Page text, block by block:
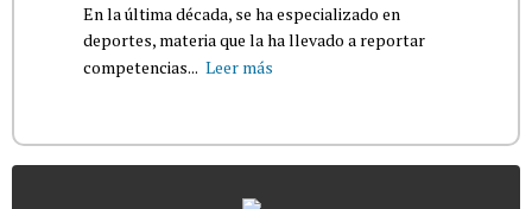
En la última década, se ha especializado en
deportes, materia que la ha llevado a reportar
competencias... Leer más